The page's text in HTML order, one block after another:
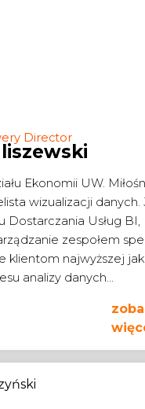
Director
Ekonomii UW.
wizualizacji danych.
Dostarczania Usług BI,
zespołem
klientom najwyższej
analizy danych...